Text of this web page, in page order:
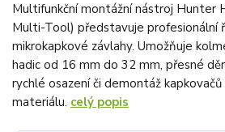
Multifunkční montážní nástroj Hunter
Multi-Tool) představuje profesionální
mikrokapkové závlahy. Umožňuje
hadic od 16 mm do 32 mm, přesné
rychlé osazení či demontáž
materiálu. celý popis